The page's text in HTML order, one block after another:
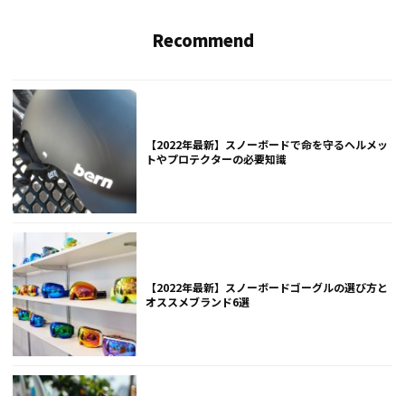
Recommend
【2022年最新】スノーボードで命を守るヘルメッ
トやプロテクターの必要知識
【2022年最新】スノーボードゴーグルの選び方と
オススメブランド6選